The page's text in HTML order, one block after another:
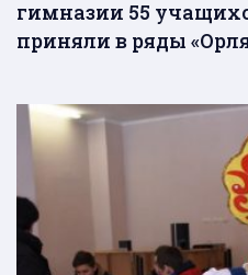
гимназии 55
приняли в ряды